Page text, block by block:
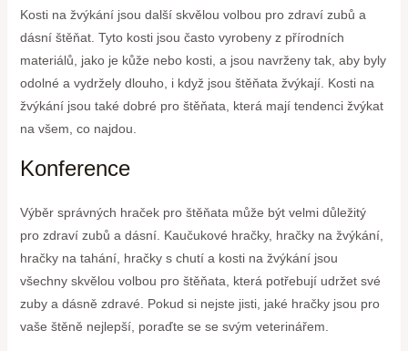
Kosti na žvýkání jsou další skvělou volbou pro zdraví zubů a
dásní štěňat. Tyto kosti jsou často vyrobeny z přírodních
materiálů, jako je kůže nebo kosti, a jsou navrženy tak, aby byly
odolné a vydržely dlouho, i když jsou štěňata žvýkají. Kosti na
žvýkání jsou také dobré pro štěňata, která mají tendenci žvýkat
na všem, co najdou.
Konference
Výběr správných hraček pro štěňata může být velmi důležitý
pro zdraví zubů a dásní. Kaučukové hračky, hračky na žvýkání,
hračky na tahání, hračky s chutí a kosti na žvýkání jsou
všechny skvělou volbou pro štěňata, která potřebují udržet své
zuby a dásně zdravé. Pokud si nejste jisti, jaké hračky jsou pro
vaše štěně nejlepší, poraďte se se svým veterinářem.